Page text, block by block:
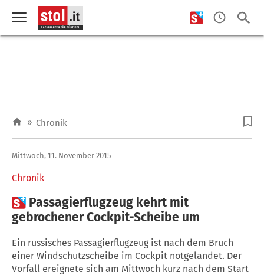
» Chronik
Chronik
Mittwoch, 11. November 2015
 Passagierflugzeug kehrt mit
gebrochener Cockpit-Scheibe um
Ein russisches Passagierflugzeug ist nach dem Bruch
einer Windschutzscheibe im Cockpit notgelandet. Der
Vorfall ereignete sich am Mittwoch kurz nach dem Start